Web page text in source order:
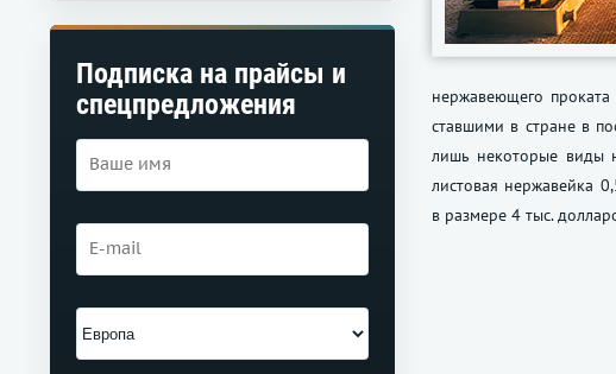
Подписка на прайсы и
спецпредложения
нержавеющего
ставшими в стране в
лишь некоторые виды
листовая нержавейка
в размере 4 тыс.